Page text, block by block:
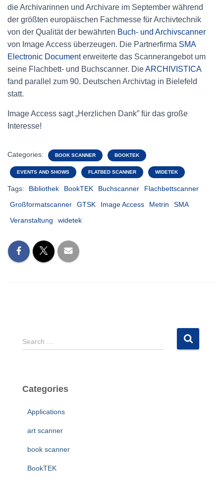
die Archivarinnen und Archivare im September während
der größten europäischen Fachmesse für Archivtechnik
von der Qualität der bewährten Buch- und Archivscanner
von Image Access überzeugen. Die Partnerfirma SMA
Electronic Documenterweiterte das Scannerangebot um
seine Flachbett- und Buchscanner. DieARCHIVISTICA
fand parallel zum 90. Deutschen Archivtag in Bielefeld
statt.
Image Access sagt „Herzlichen Dank” für das große
Interesse!
Categories: BOOK SCANNER BOOKTEK
EVENTS AND SHOWS FLATBED SCANNER WIDETEK
Tags: Bibliothek BookTEK Buchscanner
Flachbettscanner
Großformatscanner
GTSK Image Access Metrin
SMA
Veranstaltung
widetek
S
e
h
Search …
Categories
Applications
art scanner
book scanner
BookTEK